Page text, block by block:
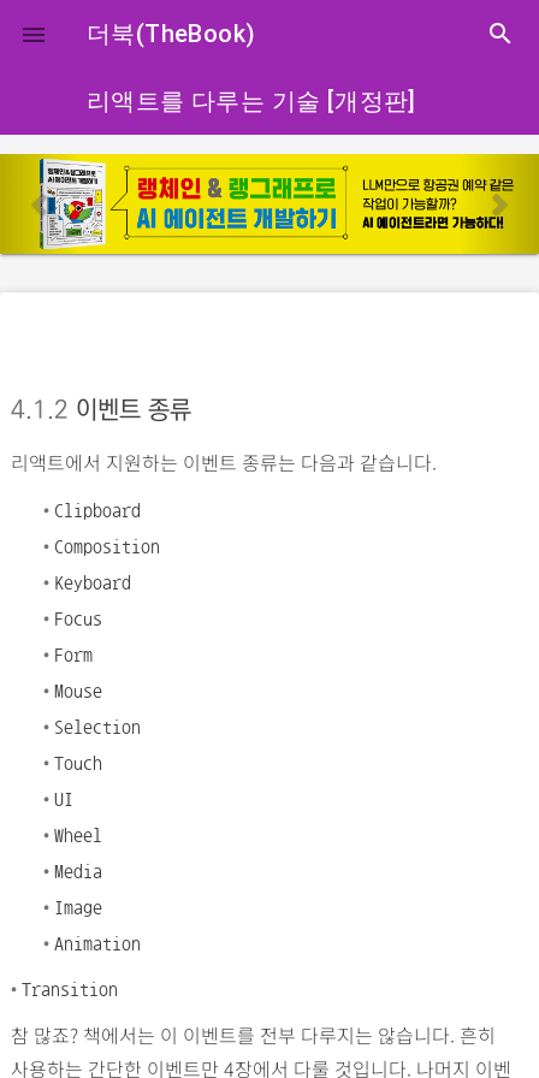
close
 더북(TheBook) search
리액트를 다루는 기술 [개정판]
p
r
e
s
e
x
4.1.2 이벤트 종류
리액트에서 지원하는 이벤트 종류는 다음과 같습니다.
• Clipboard
• Composition
• Keyboard
• Focus
• Form
• Mouse
• Selection
• Touch
• UI
• Wheel
• Media
• Image
• Animation
• Transition
참 많죠? 책에서는 이 이벤트를 전부 다루지는 않습니다. 흔히
사용하는 간단한 이벤트만 4장에서 다룰 것입니다. 나머지 이벤